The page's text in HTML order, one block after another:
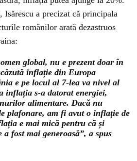
a precizat că principala
românilor arată dezastruos
global, nu e prezent doar în
inflație din Europa
e pe locul al 7-lea va nivel al
inflația s-a datorat energiei,
alimentare. Dacă nu
plafonare, am fi avut o inflație de
e mai mică pentru că și
a fost mai generoasă”, a spus